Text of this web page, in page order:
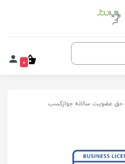
0
حق عضویت سالانه جوازکسب